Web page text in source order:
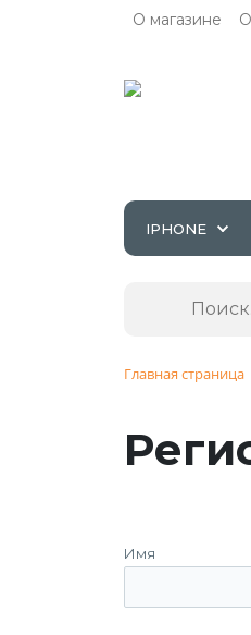
О магазине
IPHONE
Главная страница
Имя